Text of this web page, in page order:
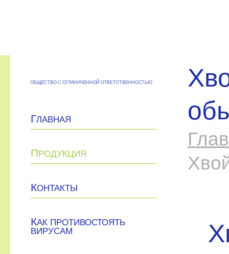
ОБЩЕСТВО С ОГРАНИЧЕННОЙ ОТВЕТСТВЕННОСТЬЮ
ГЛАВНАЯ
ПРОДУКЦИЯ
КОНТАКТЫ
КАК ПРОТИВОСТОЯТЬ
ВИРУСАМ